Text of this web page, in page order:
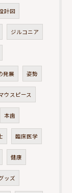
計図
ジルコニア
発展 姿勢
ウスピース
本歯
臨床医学
健康
ッズ